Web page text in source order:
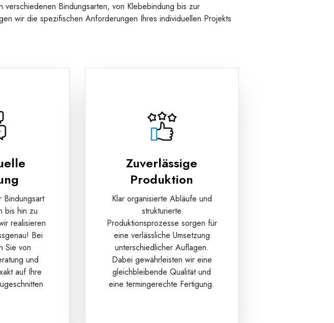
Bindungsarten, von Klebebindung bis zur
wir die spezifischen Anforderungen Ihres individuellen Projekts
Bindungsart
bis hin zu
realisieren
Bei
Sie von
und
auf Ihre
Zuverlässige
Produktion
Klar organisierte Abläufe und
strukturierte
Produktionsprozesse sorgen für
eine verlässliche Umsetzung
unterschiedlicher Auflagen.
Dabei gewährleisten wir eine
gleichbleibende Qualität und
eine termingerechte Fertigung.